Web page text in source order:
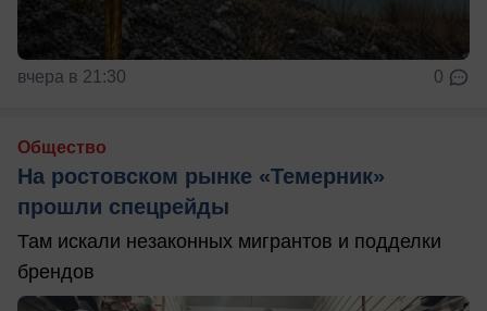
вчера в 21:30 0
Общество
На ростовском рынке «Темерник»
прошли спецрейды
Там искали незаконных мигрантов и подделки
брендов